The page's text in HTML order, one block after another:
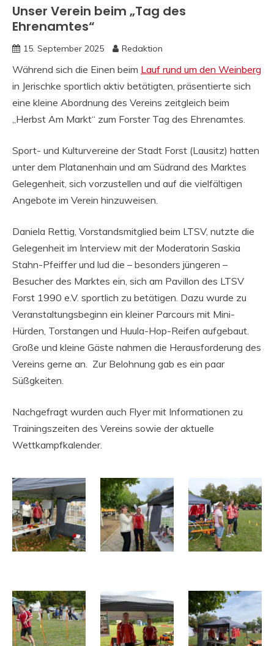
Unser Verein beim „Tag des
Ehrenamtes“
15. September 2025 Redaktion
Während sich die Einen beim Lauf rund um den Weinberg
in Jerischke sportlich aktiv betätigten, präsentierte sich
eine kleine Abordnung des Vereins zeitgleich beim
„Herbst Am Markt“ zum Forster Tag des Ehrenamtes.
Sport- und Kulturvereine der Stadt Forst (Lausitz) hatten
unter dem Platanenhain und am Südrand des Marktes
Gelegenheit, sich vorzustellen und auf die vielfältigen
Angebote im Verein hinzuweisen.
Daniela Rettig, Vorstandsmitglied beim LTSV, nutzte die
Gelegenheit im Interview mit der Moderatorin Saskia
Stahn-Pfeiffer und lud die – besonders jüngeren –
Besucher des Marktes ein, sich am Pavillon des LTSV
Forst 1990 e.V. sportlich zu betätigen. Dazu wurde zu
Veranstaltungsbeginn ein kleiner Parcours mit Mini-
Hürden, Torstangen und Huula-Hop-Reifen aufgebaut.
Große und kleine Gäste nahmen die Herausforderung des
Vereins gerne an. Zur Belohnung gab es ein paar
Süßgkeiten.
Nachgefragt wurden auch Flyer mit Informationen zu
Trainingszeiten des Vereins sowie der aktuelle
Wettkampfkalender.